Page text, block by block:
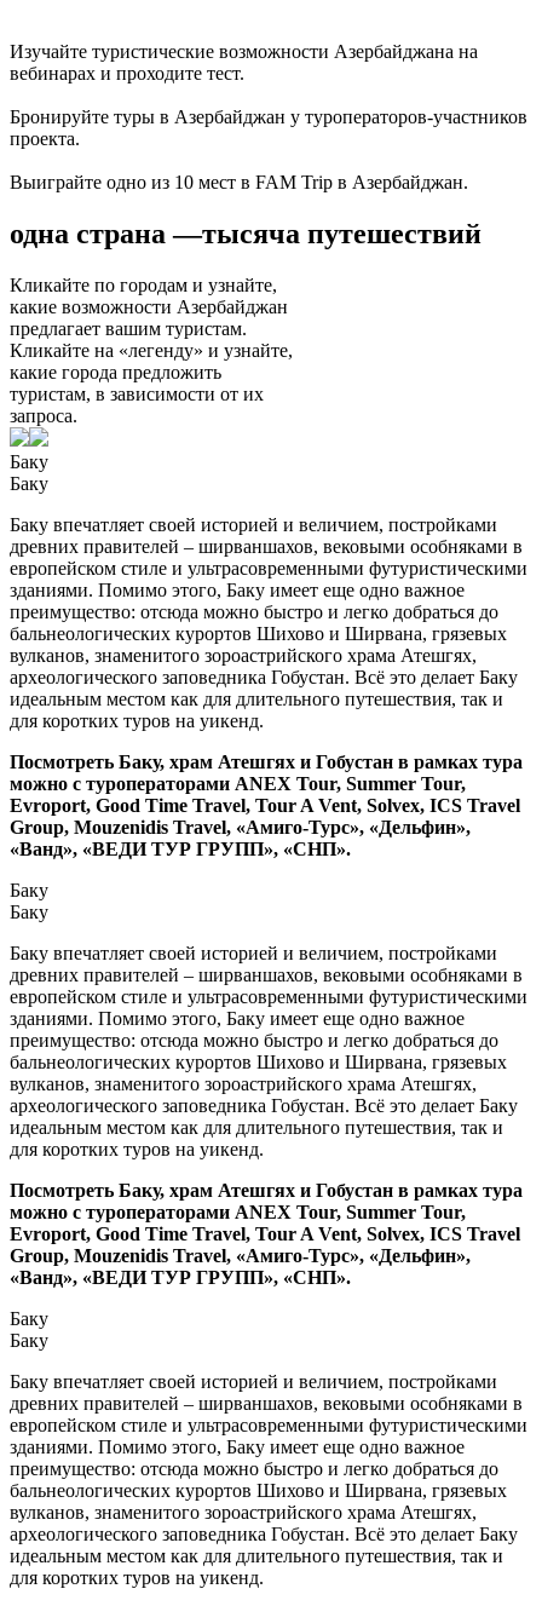
Изучайте туристические возможности Азербайджана на
вебинарах и проходите тест.
Бронируйте туры в Азербайджан у туроператоров-участников
проекта.
Выиграйте одно из 10 мест в FAM Trip в Азербайджан.
одна страна —тысяча путешествий
Кликайте по городам и узнайте,
какие возможности Азербайджан
предлагает вашим туристам.
Кликайте на «легенду» и узнайте,
какие города предложить
туристам, в зависимости от их
запроса.
Баку
Баку
Баку впечатляет своей историей и величием, постройками
древних правителей – ширваншахов, вековыми особняками в
европейском стиле и ультрасовременными футуристическими
зданиями. Помимо этого, Баку имеет еще одно важное
преимущество: отсюда можно быстро и легко добраться до
бальнеологических курортов Шихово и Ширвана, грязевых
вулканов, знаменитого зороастрийского храма Атешгях,
археологического заповедника Гобустан. Всё это делает Баку
идеальным местом как для длительного путешествия, так и
для коротких туров на уикенд.
Посмотреть Баку, храм Атешгях и Гобустан в рамках тура
можно с туроператорами ANEX Tour, Summer Tour,
Evroport, Good Time Travel, Tour A Vent, Solvex, ICS Travel
Group, Mouzenidis Travel, «Амиго-Турс», «Дельфин»,
«Ванд», «ВЕДИ ТУР ГРУПП», «СНП».
Баку
Баку
Баку впечатляет своей историей и величием, постройками
древних правителей – ширваншахов, вековыми особняками в
европейском стиле и ультрасовременными футуристическими
зданиями. Помимо этого, Баку имеет еще одно важное
преимущество: отсюда можно быстро и легко добраться до
бальнеологических курортов Шихово и Ширвана, грязевых
вулканов, знаменитого зороастрийского храма Атешгях,
археологического заповедника Гобустан. Всё это делает Баку
идеальным местом как для длительного путешествия, так и
для коротких туров на уикенд.
Посмотреть Баку, храм Атешгях и Гобустан в рамках тура
можно с туроператорами ANEX Tour, Summer Tour,
Evroport, Good Time Travel, Tour A Vent, Solvex, ICS Travel
Group, Mouzenidis Travel, «Амиго-Турс», «Дельфин»,
«Ванд», «ВЕДИ ТУР ГРУПП», «СНП».
Баку
Баку
Баку впечатляет своей историей и величием, постройками
древних правителей – ширваншахов, вековыми особняками в
европейском стиле и ультрасовременными футуристическими
зданиями. Помимо этого, Баку имеет еще одно важное
преимущество: отсюда можно быстро и легко добраться до
бальнеологических курортов Шихово и Ширвана, грязевых
вулканов, знаменитого зороастрийского храма Атешгях,
археологического заповедника Гобустан. Всё это делает Баку
идеальным местом как для длительного путешествия, так и
для коротких туров на уикенд.